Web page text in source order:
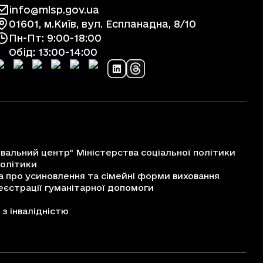
info@mlsp.gov.ua
01601, м.Київ, вул. Еспланадна, 8/10
Пн-Пт: 9:00-18:00
Обід: 13:00-14:00
центр" Міністерства соціальної політики
усиновлення та сімейні форми виховання
гуманітарної допомоги
інвалідністю